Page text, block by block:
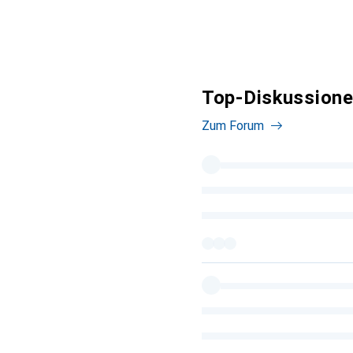
Top-
Zum Forum